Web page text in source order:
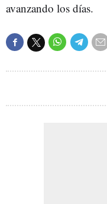
avanzando los días.